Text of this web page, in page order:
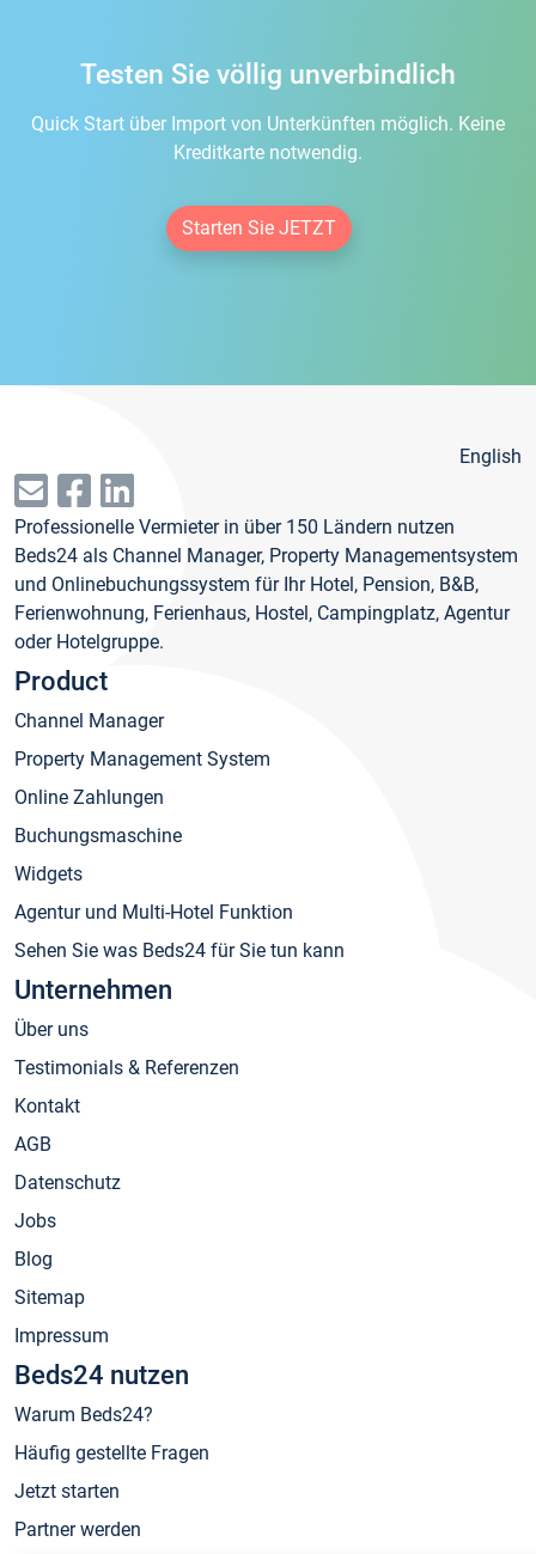
Testen Sie völlig unverbindlich
Quick Start über Import von Unterkünften möglich. Keine
Kreditkarte notwendig.
Starten Sie JETZT
English
Professionelle Vermieter in über 150 Ländern nutzen
Beds24 als Channel Manager, Property Managementsystem
und Onlinebuchungssystem für Ihr Hotel, Pension, B&B,
Ferienwohnung, Ferienhaus, Hostel, Campingplatz, Agentur
oder Hotelgruppe.
Product
Channel Manager
Property Management System
Online Zahlungen
Buchungsmaschine
Widgets
Agentur und Multi-Hotel Funktion
Sehen Sie was Beds24 für Sie tun kann
Unternehmen
Über uns
Testimonials & Referenzen
Kontakt
AGB
Datenschutz
Jobs
Blog
Sitemap
Impressum
Beds24 nutzen
Warum Beds24?
Häufig gestellte Fragen
Jetzt starten
Partner werden